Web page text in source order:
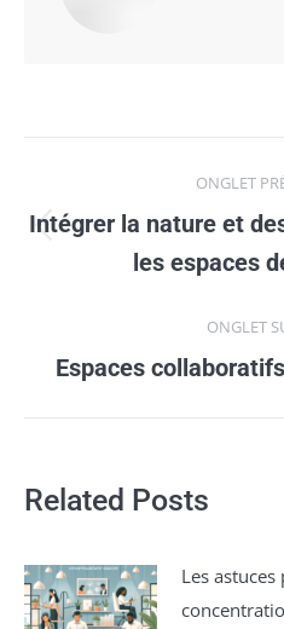
de
commentaire
ONGLET
Intégrer la nature et
les espaces
ONGLET
Espaces
Related Posts
Les